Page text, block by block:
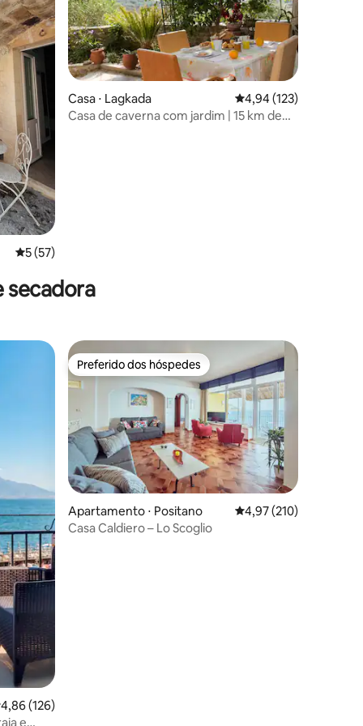
5 de uma avaliação média de 5, 57 avaliações
5 (57)
Casa ⋅ Lagkada 4,94 de uma avaliação
4,94 (123)
Casa de caverna com jardim | 15 km de
secadora
de uma avaliação média de 5, 126 avaliações
4,86 (126)
e
Preferido dos hóspedes
Preferido dos hóspedes
Apartamento ⋅ Positano 4,97 de uma avaliação
4,97 (210)
Casa Caldiero – Lo Scoglio